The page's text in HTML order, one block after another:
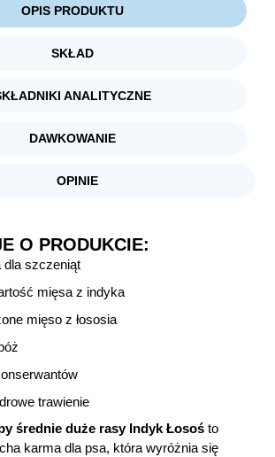
OPIS PRODUKTU
SKŁAD
ANALITYCZNE
DAWKOWANIE
OPINIE
O PRODUKCIE:
dla szczeniąt
mięsa z indyka
mięso z łososia
trawienie
średnie duże rasy Indyk Łosoś to
karma dla psa, która wyróżnia się